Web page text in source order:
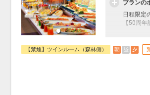
める施設
男女合わ
す。
■施設使
添い寝の
プランの
日程限定
【50周
フライト
ん周遊旅
【禁煙】ツインルーム（森林側） 朝 昼 夕